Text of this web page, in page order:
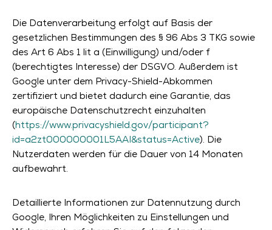
Die Datenverarbeitung erfolgt auf Basis der
gesetzlichen Bestimmungen des § 96 Abs 3 TKG sowie
des Art 6 Abs 1 lit a (Einwilligung) und/oder f
(berechtigtes Interesse) der DSGVO. Außerdem ist
Google unter dem Privacy-Shield-Abkommen
zertifiziert und bietet dadurch eine Garantie, das
europäische Datenschutzrecht einzuhalten
(https://www.privacyshield.gov/participant?
id=a2zt000000001L5AAI&status=Active). Die
Nutzerdaten werden für die Dauer von 14 Monaten
aufbewahrt.
Detaillierte Informationen zur Datennutzung durch
Google, Ihren Möglichkeiten zu Einstellungen und